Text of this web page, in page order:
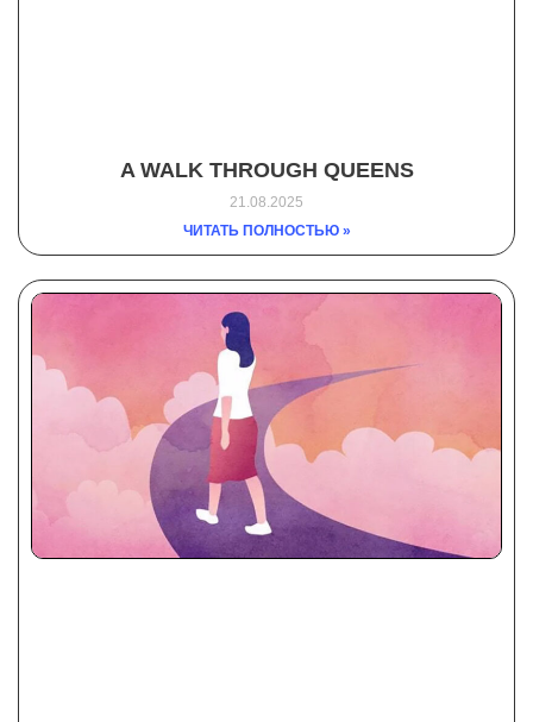
A WALK THROUGH QUEENS
21.08.2025
ЧИТАТЬ ПОЛНОСТЬЮ »